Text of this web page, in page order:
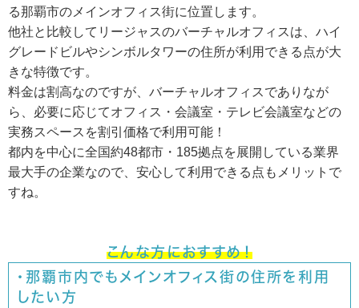
る那覇市のメインオフィス街に位置します。
他社と比較してリージャスのバーチャルオフィスは、ハイ
グレードビルやシンボルタワーの住所が利用できる点が大
きな特徴です。
料金は割高なのですが、バーチャルオフィスでありなが
ら、必要に応じてオフィス・会議室・テレビ会議室などの
実務スペースを割引価格で利用可能！
都内を中心に全国約48都市・185拠点を展開している業界
最大手の企業なので、安心して利用できる点もメリットで
すね。
こんな方におすすめ！
・那覇市内でもメインオフィス街の住所を利用
したい方